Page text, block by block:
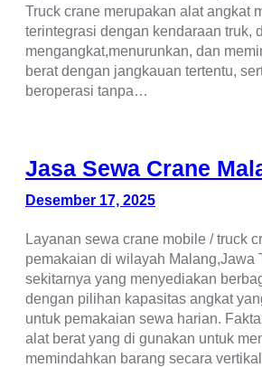
Truck crane merupakan alat angkat
terintegrasi dengan kendaraan truk,
mengangkat,menurunkan, dan
berat dengan jangkauan tertentu,
beroperasi tanpa…
Jasa Sewa Crane
Desember 17, 2025
Layanan sewa crane mobile / truck
pemakaian di wilayah Malang,Jawa
sekitarnya yang menyediakan
dengan pilihan kapasitas angkat
untuk pemakaian sewa harian.
alat berat yang di gunakan untuk
memindahkan barang secara